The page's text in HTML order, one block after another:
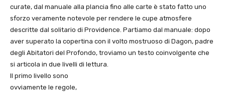
curate, dal manuale alla plancia fino alle carte è stato fatto uno
sforzo veramente notevole per rendere le cupe atmosfere
descritte dal solitario di Providence. Partiamo dal manuale: dopo
aver superato la copertina con il volto mostruoso di Dagon, padre
degli Abitatori del Profondo, troviamo un testo coinvolgente che
si articola in due livelli di lettura.
Il primo livello sono
ovviamente le regole,